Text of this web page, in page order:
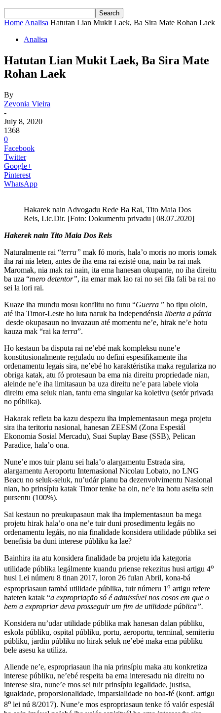
Home Analisa Hatutan Lian Mukit Laek, Ba Sira Mate Rohan Laek
Analisa
Hatutan Lian Mukit Laek, Ba Sira Mate
Rohan Laek
By
Zevonia Vieira
-
July 8, 2020
1368
0
Facebook
Twitter
Google+
Pinterest
WhatsApp
Hakarek nain Advogadu Rede Ba Rai, Tito Maia Dos
Reis, Lic.Dir. [Foto: Dokumentu privadu | 08.07.2020]
Hakerek nain Tito Maia Dos Reis
Naturalmente rai “terra” mak fó moris, hala’o moris no moris tomak
iha rai nia leten, antes de iha ema rai ezisté ona, nain ba rai mak
Maromak, nia mak rai nain, ita ema hanesan okupante, no iha direitu
ba uza “mero detentor”, ita emar mak lao rai no sei fila fali ba rai no
sei la lori rai.
Kuaze iha mundu mosu konflitu no funu “Guerra ” ho tipu oioin,
até iha Timor-Leste ho luta naruk ba independénsia liberta a pátria
desde okupasaun no invazaun até momentu ne’e, hirak ne’e hotu
kauza mak “rai ka terra”.
Ho kestaun ba disputa rai ne’ebé mak kompleksu nune’e
konstitusionalmente reguladu no defini espesifikamente iha
ordenamentu legais sira, ne’ebé ho karaktéristika maka regulariza no
obriga katak, atu fó protesaun ba ema nia direitu propriedade nian,
aleinde ne’e iha limitasaun ba uza direitu ne’e para labele viola
direitu ema seluk nian, tantu ema singular ka koletivu (setór privada
no públika).
Hakarak refleta ba kazu despezu iha implementasaun mega projetu
sira iha teritoriu nasional, hanesan ZEESM (Zona Espesiál
Ekonomia Sosial Mercadu), Suai Suplay Base (SSB), Pelican
Paradice, hala’o ona.
Nune’e mos tuir planu sei hala’o alargamentu Estrada sira,
alargamentu Aeroportu Internasional Nicolau Lobato, no LNG
Beacu no seluk-seluk, nu’udár planu ba dezenvolvimentu Nasional
nian, ho prinsípiu katak Timor tenke ba oin, ne’e ita hotu aseita sein
pursentu (100%).
Sai kestaun no preukupasaun mak iha implementasaun ba mega
projetu hirak hala’o ona ne’e tuir duni prosedimentu legáis no
ordenamentu legáis, no nia finalidade konsidera utilidade públika sei
benefisia ba duni interese públiku ka lae?
Bainhira ita atu konsidera finalidade ba projetu ida kategoria
utilidade públika legálmente kuandu priense rekezitus husi artigu 4o
husi Lei númeru 8 tinan 2017, loron 26 fulan Abril, kona-bá
espropriasaun tambá utilidade públika, tuir númeru 1o artigu refere
hateten katak “a expropriação só é admissível nos cosos em que o
bem a expropriar deva prosseguir um fim de utilidade pública”.
Konsidera nu’udar utilidade públika mak hanesan dalan públiku,
eskola públiku, ospital públiku, portu, aeroportu, terminal, semiteriu
públiku, jardin públiku no hirak seluk ne’ebé maka ema públiku
bele asesu ka utiliza.
Aliende ne’e, espropriasaun iha nia prinsípiu maka atu konkretiza
interese públiku, ne’ebé respeita ba ema interesadu nia direitu no
interese sira, nune’e mos sei tuir prinsípiu legalidade, justisa,
igualdade, proporsionalidade, imparsialidade no boa-fé (konf. artigu
8o lei nú 8/2017). Nune’e mos espropriasaun tenke fó valór espesiál